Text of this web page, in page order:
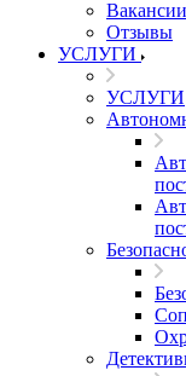
Вакансии
Отзывы
УСЛУГИ
УСЛУГИ